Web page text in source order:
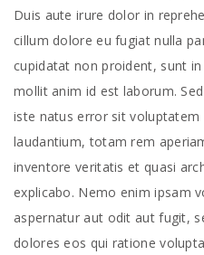
Duis aute irure dolor in
cillum dolore eu fugiat nulla
cupidatat non proident, sunt
mollit anim id est laborum.
iste natus error sit
laudantium, totam rem
inventore veritatis et quasi
explicabo. Nemo enim ipsam
aspernatur aut odit aut fugit,
dolores eos qui ratione